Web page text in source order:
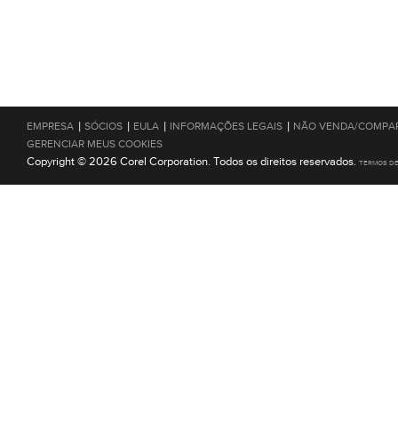
EMPRESA | SÓCIOS | EULA | INFORMAÇÕES LEGAIS | NÃO VENDA/
GERENCIAR MEUS COOKIES
Copyright © 2026 Corel Corporation. Todos os direitos reservados. TERMOS